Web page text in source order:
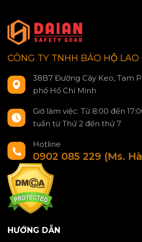
CÔNG TY TNHH BẢO HỘ
38B7 Đường Cây Keo, Tam
phố Hồ Chí Minh
Giờ làm việc: Từ 8:00 đến
tuần từ Thứ 2 đến thứ 7
Hotline
0902 085 229 (Ms.
HƯỚNG DẪN